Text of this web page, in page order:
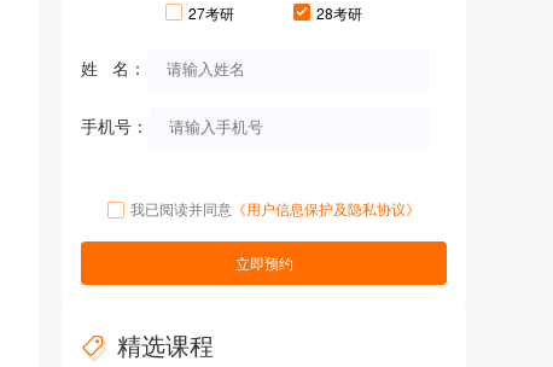
27考研 28考研
姓 名：
手机号：
我已阅读并同意 《用户信息保护及隐私协议》
立即预约
精选课程